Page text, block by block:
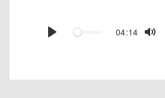
Play
04:14
Mute